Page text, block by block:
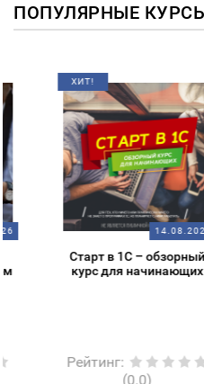
ПОПУЛЯРНЫЕ
14.08.2026
Старт в 1С – обзорный
курс для начинающих
Рейтинг: